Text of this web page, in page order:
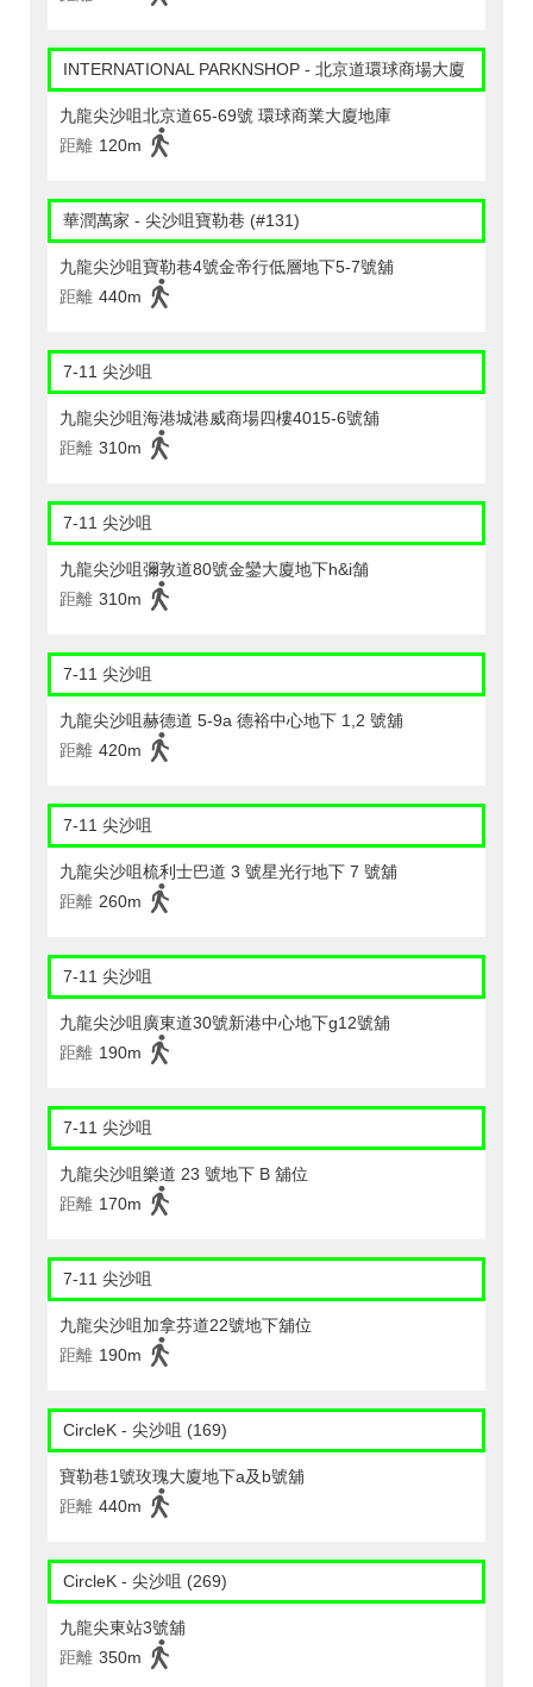
INTERNATIONAL PARKNSHOP - 北京道環球商場大廈
九龍尖沙咀北京道65-69號 環球商業大廈地庫
距離 120m
華潤萬家 - 尖沙咀寶勒巷 (#131)
九龍尖沙咀寶勒巷4號金帝行低層地下5-7號舖
距離 440m
7-11 尖沙咀
九龍尖沙咀海港城港威商場四樓4015-6號舖
距離 310m
7-11 尖沙咀
九龍尖沙咀彌敦道80號金鑾大廈地下h&i舗
距離 310m
7-11 尖沙咀
九龍尖沙咀赫德道 5-9a 德裕中心地下 1,2 號舖
距離 420m
7-11 尖沙咀
九龍尖沙咀梳利士巴道 3 號星光行地下 7 號舖
距離 260m
7-11 尖沙咀
九龍尖沙咀廣東道30號新港中心地下g12號舖
距離 190m
7-11 尖沙咀
九龍尖沙咀樂道 23 號地下 B 舖位
距離 170m
7-11 尖沙咀
九龍尖沙咀加拿芬道22號地下舖位
距離 190m
CircleK - 尖沙咀 (169)
寶勒巷1號玫瑰大廈地下a及b號舖
距離 440m
CircleK - 尖沙咀 (269)
九龍尖東站3號舖
距離 350m